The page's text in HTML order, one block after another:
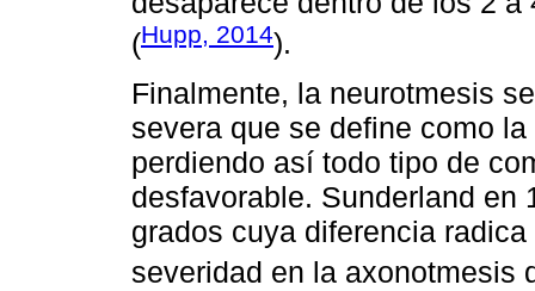
(Hupp, 2014).
Finalmente, la neurotmesis
severa que se define como
perdiendo así todo tipo de
desfavorable. Sunderland en
grados cuya diferencia
severidad en la axonotmesis